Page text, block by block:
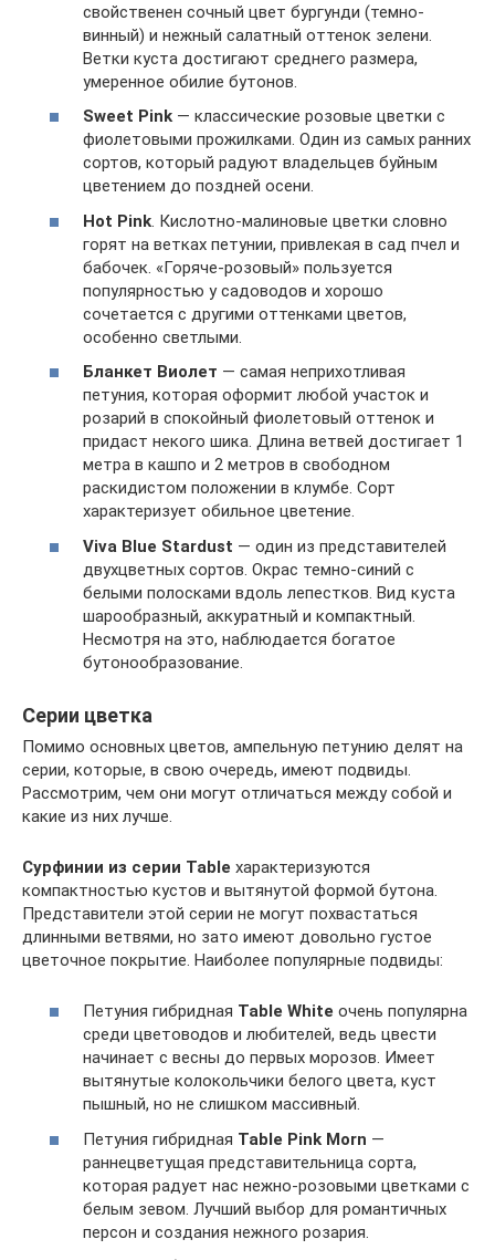
свойственен сочный цвет бургунди (темно-
винный) и нежный салатный оттенок зелени.
Ветки куста достигают среднего размера,
умеренное обилие бутонов.
Sweet Pink — классические розовые цветки с
фиолетовыми прожилками. Один из самых ранних
сортов, который радуют владельцев буйным
цветением до поздней осени.
Hot Pink . Кислотно-малиновые цветки словно
горят на ветках петунии, привлекая в сад пчел и
бабочек. «Горяче-розовый» пользуется
популярностью у садоводов и хорошо
сочетается с другими оттенками цветов,
особенно светлыми.
Бланкет Виолет — самая неприхотливая
петуния, которая оформит любой участок и
розарий в спокойный фиолетовый оттенок и
придаст некого шика. Длина ветвей достигает 1
метра в кашпо и 2 метров в свободном
раскидистом положении в клумбе. Сорт
характеризует обильное цветение.
Viva Blue Stardust — один из представителей
двухцветных сортов. Окрас темно-синий с
белыми полосками вдоль лепестков. Вид куста
шарообразный, аккуратный и компактный.
Несмотря на это, наблюдается богатое
бутонообразование.
Серии цветка
Помимо основных цветов, ампельную петунию делят на
серии, которые, в свою очередь, имеют подвиды.
Рассмотрим, чем они могут отличаться между собой и
какие из них лучше.
Сурфинии из серии Table характеризуются
компактностью кустов и вытянутой формой бутона.
Представители этой серии не могут похвастаться
длинными ветвями, но зато имеют довольно густое
цветочное покрытие. Наиболее популярные подвиды:
Петуния гибридная Table White очень популярна
среди цветоводов и любителей, ведь цвести
начинает с весны до первых морозов. Имеет
вытянутые колокольчики белого цвета, куст
пышный, но не слишком массивный.
Петуния гибридная Table Pink Morn —
раннецветущая представительница сорта,
которая радует нас нежно-розовыми цветками с
белым зевом. Лучший выбор для романтичных
персон и создания нежного розария.